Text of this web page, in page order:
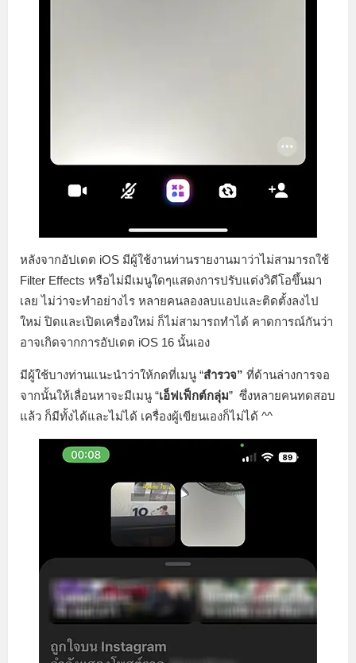
หลังจากอัปเดต iOS มีผู้ใช้งานท่านรายงานมาว่าไม่สามารถใช้
Filter Effects หรือไม่มีเมนูใดๆแสดงการปรับแต่งวิดีโอขึ้นมา
เลย ไม่ว่าจะทำอย่างไร หลายคนลองลบแอปและติดตั้งลงไป
ใหม่ ปิดและเปิดเครื่องใหม่ ก็ไม่สามารถทำได้ คาดการณ์กันว่า
อาจเกิดจากการอัปเดต iOS 16 นั้นเอง
มีผู้ใช้บางท่านแนะนำว่าให้กดที่เมนู “สำรวจ” ที่ด้านล่างการจอ
จากนั้นให้เลื่อนหาจะมีเมนู “เอ็ฟเฟ็กต์กลุ่ม” ซึ่งหลายคนทดสอบ
แล้ว ก็มีทั้งได้และไม่ได้ เครื่องผู้เขียนเองก็ไม่ได้ ^^